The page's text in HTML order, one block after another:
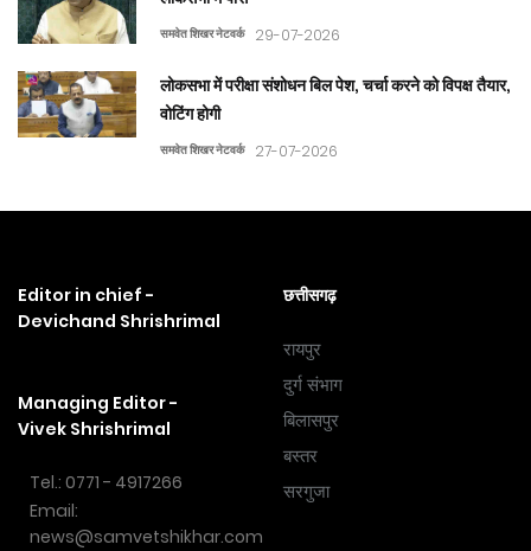
समवेत शिखर नेटवर्क 29-07-2026
लोकसभा में परीक्षा संशोधन बिल पेश, चर्चा करने को विपक्ष तैयार,
वोटिंग होगी
समवेत शिखर नेटवर्क 27-07-2026
Editor in chief -
Devichand Shrishrimal
Managing Editor -
Vivek Shrishrimal
Tel.: 0771 - 4917266
Email:
news@samvetshikhar.com
छत्तीसगढ़
रायपुर
दुर्ग संभाग
बिलासपुर
बस्तर
सरगुजा